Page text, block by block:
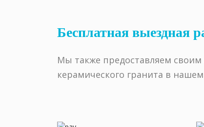
Бесплатная
Мы также предоставляем своим
керамического гранита в нашем